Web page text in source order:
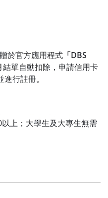
於官方應用程式 「DBS
單自動扣除，申請信用卡
行註冊。
上；大學生及大專生無需